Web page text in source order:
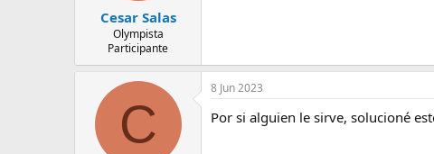
l
m
n
i
Cesar Salas
Olympista
Participante
C
8 Jun 2023
Por si alguien le sirve, solucioné